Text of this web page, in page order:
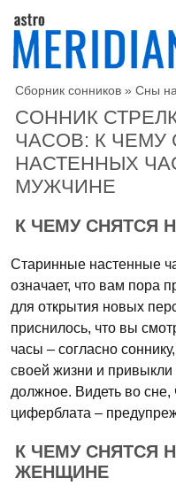
Сборник сонников » Сны на
СОННИК
ЧАСОВ: К ЧЕМУ
НАСТЕННЫХ
МУЖЧИНЕ
К ЧЕМУ СНЯТСЯ
Старинные настенные
означает, что вам пора
для открытия новых
приснилось, что вы
часы – согласно
своей жизни и привыкли
должное. Видеть во сне,
циферблата –
К ЧЕМУ СНЯТСЯ
ЖЕНЩИНЕ